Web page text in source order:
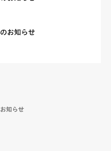
お知らせ
知らせ